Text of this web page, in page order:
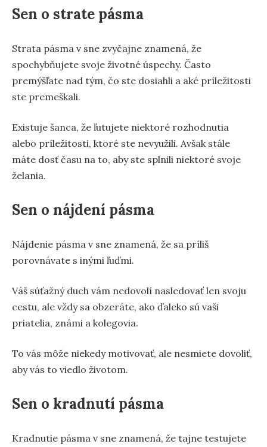
Sen o strate pásma
Strata pásma v sne zvyčajne znamená, že
spochybňujete svoje životné úspechy. Často
premýšľate nad tým, čo ste dosiahli a aké príležitosti
ste premeškali.
Existuje šanca, že ľutujete niektoré rozhodnutia
alebo príležitosti, ktoré ste nevyužili. Avšak stále
máte dosť času na to, aby ste splnili niektoré svoje
želania.
Sen o nájdení pásma
Nájdenie pásma v sne znamená, že sa príliš
porovnávate s inými ľuďmi.
Váš súťažný duch vám nedovolí nasledovať len svoju
cestu, ale vždy sa obzeráte, ako ďaleko sú vaši
priatelia, známi a kolegovia.
To vás môže niekedy motivovať, ale nesmiete dovoliť,
aby vás to viedlo životom.
Sen o kradnutí pásma
Kradnutie pásma v sne znamená, že tajne testujete